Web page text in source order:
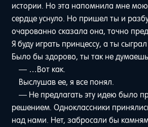
истории. Но эта напомнила мне
сердце уснуло. Но пришел ты и
очарованно сказала она, точно
Я буду играть принцессу, а ты
Было бы здорово, ты так не
— …Вот как.
Выслушав ее, я все понял.
— Не предлагать эту идею было
решением. Одноклассники
над нами. Нет, забросали бы